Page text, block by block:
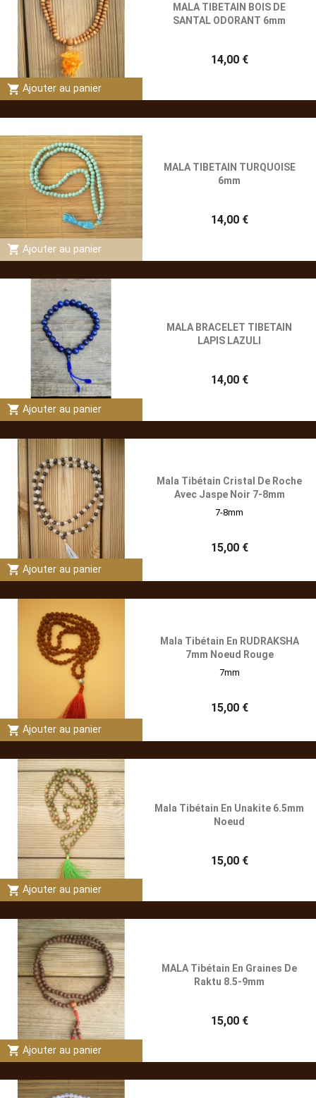
shopping_cart Ajouter au panier
MALA TIBETAIN BOIS DE
SANTAL ODORANT 6mm
14,00 €
shopping_cart Ajouter au panier
MALA TIBETAIN TURQUOISE
6mm
14,00 €
shopping_cart Ajouter au panier
MALA BRACELET TIBETAIN
LAPIS LAZULI
14,00 €
shopping_cart Ajouter au panier
Mala Tibétain Cristal De Roche
Avec Jaspe Noir 7-8mm
7-8mm
15,00 €
shopping_cart Ajouter au panier
Mala Tibétain En RUDRAKSHA
7mm Noeud Rouge
7mm
15,00 €
shopping_cart Ajouter au panier
Mala Tibétain En Unakite 6.5mm
Noeud
15,00 €
shopping_cart Ajouter au panier
MALA Tibétain En Graines De
Raktu 8.5-9mm
15,00 €